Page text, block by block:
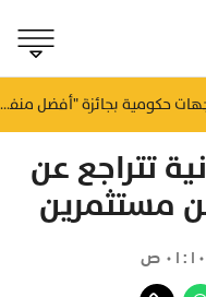
منذ ٩ ساعات محافظ الظاهرة يُكرّم 3 جهات حكومية بجائزة "أفضل منفذ تقديم خدمة" لعام 2025
تتراجع عن
مستثمرين